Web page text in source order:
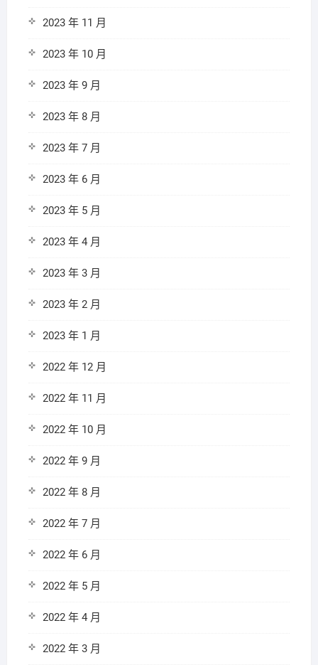
2023 年 11 月
2023 年 10 月
2023 年 9 月
2023 年 8 月
2023 年 7 月
2023 年 6 月
2023 年 5 月
2023 年 4 月
2023 年 3 月
2023 年 2 月
2023 年 1 月
2022 年 12 月
2022 年 11 月
2022 年 10 月
2022 年 9 月
2022 年 8 月
2022 年 7 月
2022 年 6 月
2022 年 5 月
2022 年 4 月
2022 年 3 月